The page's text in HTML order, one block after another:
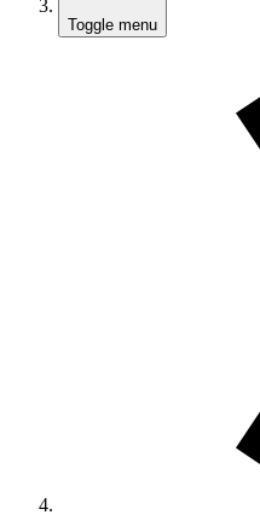
Toggle menu